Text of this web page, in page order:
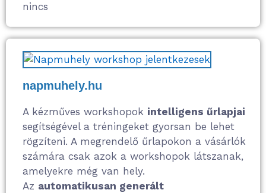
nincs
napmuhely.hu
A kézműves workshopok intelligens űrlapjai
segítségével a tréningeket gyorsan be lehet
rögzíteni. A megrendelő űrlapokon a vásárlók
számára csak azok a workshopok látszanak,
amelyekre még van hely.
Az automatikusan generált